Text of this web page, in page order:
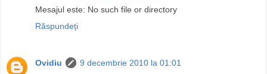
Mesajul este: No such file or directory
Răspundeți
Ovidiu
9 decembrie 2010 la 01:01